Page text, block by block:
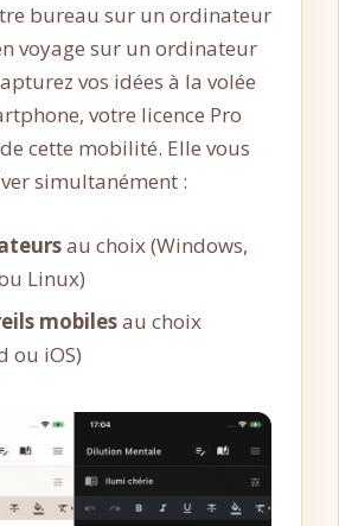
bureau sur un ordinateur
voyage sur un ordinateur
vos idées à la volée
votre licence Pro
cette mobilité. Elle vous
simultanément :
au choix (Windows,
Linux)
mobilesau choix
ou iOS)